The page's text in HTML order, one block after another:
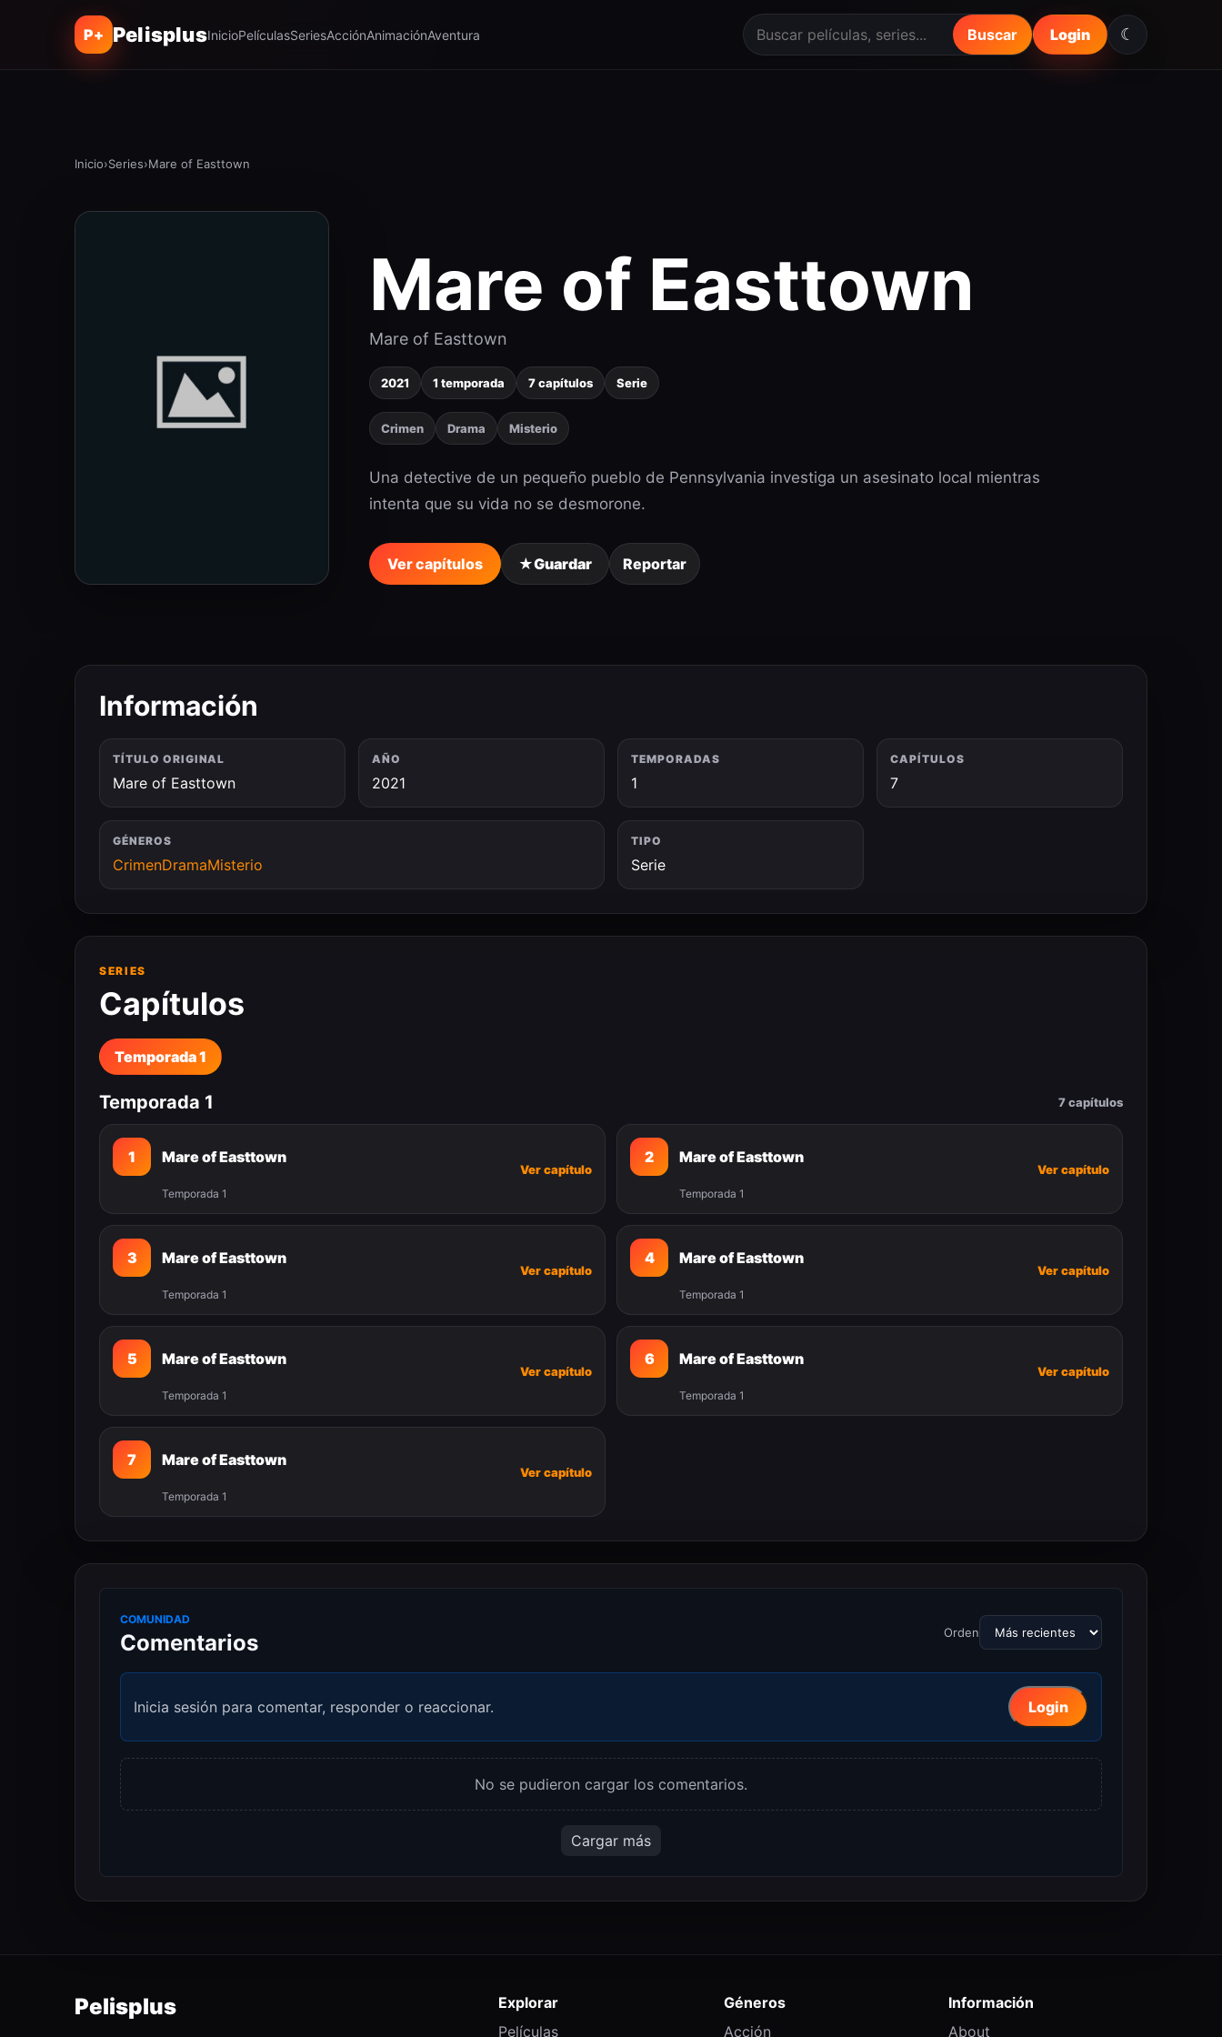
P+ PelisplusInicioPelículasSeriesAcciónAnimaciónAventura Buscar Login ☾
Inicio›Series›Mare of Easttown
Mare of Easttown
Mare of Easttown
2021 1 temporada 7 capítulos Serie
Crimen Drama Misterio
Una detective de un pequeño pueblo de Pennsylvania investiga un asesinato local mientras
intenta que su vida no se desmorone.
Ver capítulos ★Guardar Reportar
Información
TÍTULO ORIGINAL
Mare of Easttown
AÑO
2021
TEMPORADAS
1
CAPÍTULOS
7
GÉNEROS
CrimenDramaMisterio
TIPO
Serie
SERIES
Capítulos
Temporada 1
Temporada 1 7 capítulos
1 Mare of Easttown
Temporada 1
Ver capítulo
2 Mare of Easttown
Temporada 1
Ver capítulo
3 Mare of Easttown
Temporada 1
Ver capítulo
4 Mare of Easttown
Temporada 1
Ver capítulo
5 Mare of Easttown
Temporada 1
Ver capítulo
6 Mare of Easttown
Temporada 1
Ver capítulo
7 Mare of Easttown
Temporada 1
Ver capítulo
COMUNIDAD
Comentarios Orden
Inicia sesión para comentar, responder o reaccionar. Login
No se pudieron cargar los comentarios.
Cargar más
Pelisplus
Explorar
Películas
Géneros
Acción
Información
About